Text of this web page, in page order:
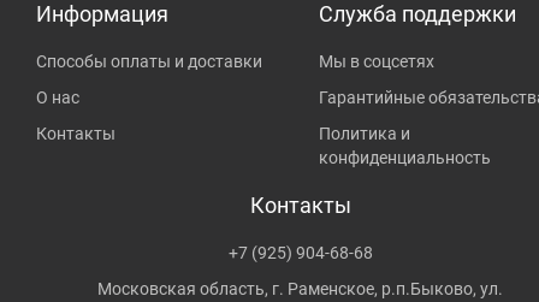
Информация
Способы оплаты и доставки
О нас
Контакты
Служба поддержки
Мы в соцсетях
Гарантийные
Политика и
конфиденциальность
Контакты
+7 (925) 904-68-68
Московская область, г. Раменское, р.п.Быково, ул.